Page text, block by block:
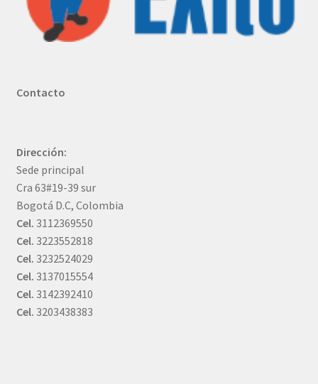
Contacto
Dirección:
Sede principal
Cra 63#19-39 sur
Bogotá D.C, Colombia
Cel. 3112369550
Cel. 3223552818
Cel. 3232524029
Cel. 3137015554
Cel. 3142392410
Cel. 3203438383